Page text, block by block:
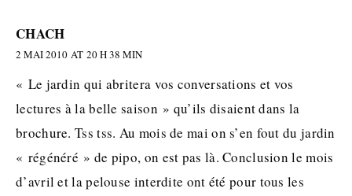
CHACH
2 MAI 2010 AT 20 H 38 MIN
« Le jardin qui abritera vos conversations et vos
lectures à la belle saison » qu’ils disaient dans la
brochure. Tss tss. Au mois de mai on s’en fout du jardin
« régénéré » de pipo, on est pas là. Conclusion le mois
d’avril et la pelouse interdite ont été pour tous les